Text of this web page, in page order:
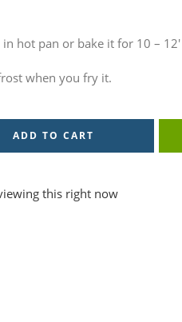
hot pan or bake it for 10 –
when you fry it.
ADD TO CART
this right now